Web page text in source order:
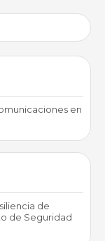
en
de
de Seguridad